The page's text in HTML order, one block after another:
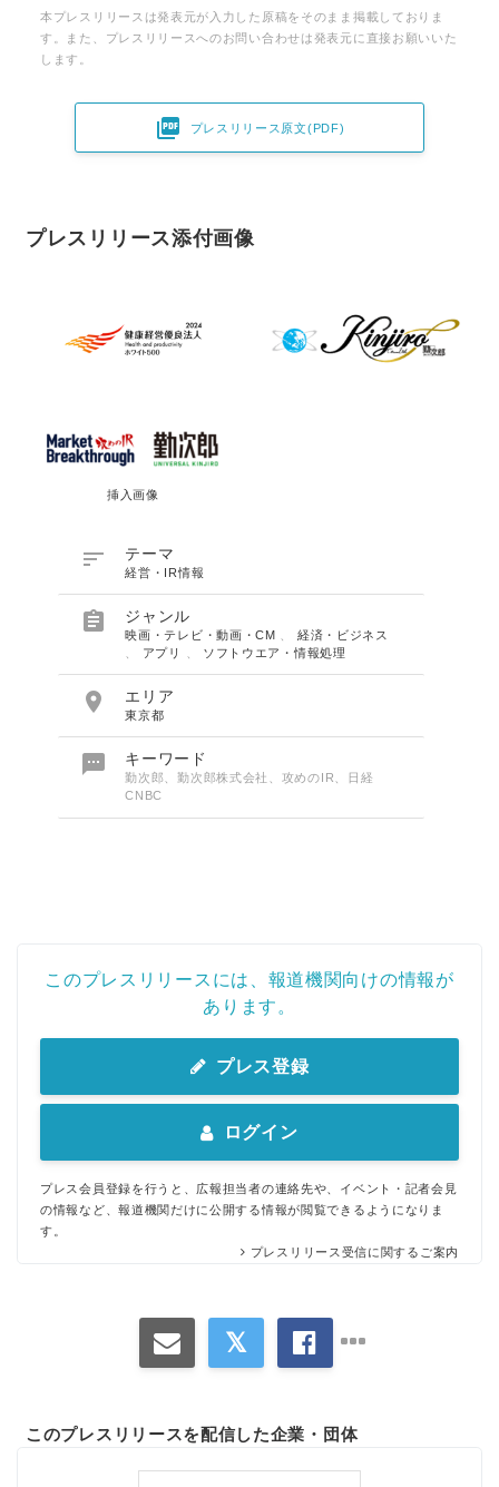
本プレスリリースは発表元が入力した原稿をそのまま掲載しておりま
す。また、プレスリリースへのお問い合わせは発表元に直接お願いいた
します。
 プレスリリース原文(PDF)
プレスリリース添付画像
挿入画像
 テーマ
経営・IR情報
 ジャンル
映画・テレビ・動画・CM
経済・ビジネス
アプリ ソフトウエア・情報処理
 エリア
東京都
 キーワード
勤次郎、勤次郎株式会社、攻めのIR、日経
CNBC
このプレスリリースには、報道機関向けの情報が
あります。
プレス登録
ログイン
プレス会員登録を行うと、広報担当者の連絡先や、イベント・記者会見
の情報など、報道機関だけに公開する情報が閲覧できるようになりま
す。
プレスリリース受信に関するご案内
このプレスリリースを配信した企業・団体